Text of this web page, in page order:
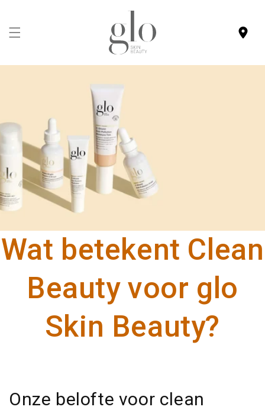
Wat betekent Clean
Beauty voor glo
Skin Beauty?
Onze belofte voor clean